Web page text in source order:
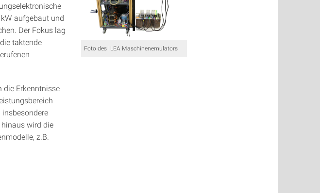
Foto des ILEA Maschinenemulators
aufgebaut und
Der Fokus lag
taktende
die Erkenntnisse
wird die
z.B.